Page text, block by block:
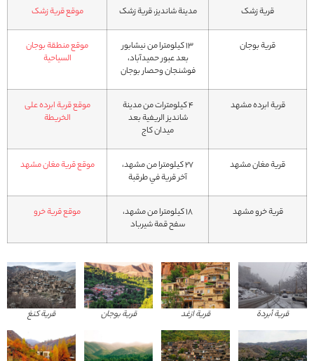
قرية زشک مدينة شاندیز، قرية زشک موقع قرية زشک
قرية بوجان
13 كيلومترا من نيشابور
بعد عبور حمیدآباد،
فوشنجان وحصار بوجان
موقع منطقة بوجان
السياحية
قرية ابرده مشهد
۴ كيلومترات من مدينة
شاندیز الريفية بعد
ميدان كاج
موقع قرية ابرده على
الخريطة
قرية مغان مشهد
27 كيلومترا من مشهد،
آخر قرية في طرقبة
موقع قرية مغان مشهد
قرية خرو مشهد
۱۸ كيلومترا من مشهد،
سفح قمة شيرباد
موقع قرية خرو
قرية أبردة قرية ازغد قرية بوجان قرية كنغ